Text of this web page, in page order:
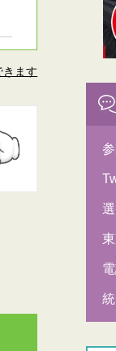
ます